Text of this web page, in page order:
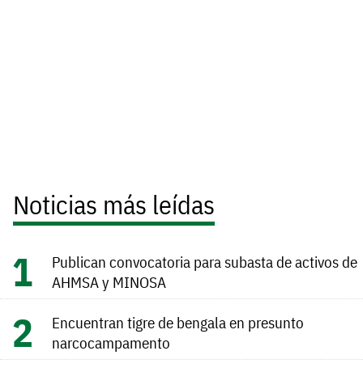
Noticias más leídas
Publican convocatoria para subasta de activos de
AHMSA y MINOSA
Encuentran tigre de bengala en presunto
narcocampamento